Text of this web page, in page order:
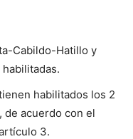
Cabildo-Hatillo y
habilitados los 2
de acuerdo con el
3.